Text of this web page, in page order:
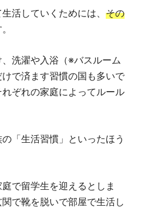
活していくためには、 その
洗濯や入浴（※バスルーム
で済ます習慣の国も多いで
ぞれの家庭によってルール
「生活習慣」といったほう
で留学生を迎えるとしま
で靴を脱いで部屋で生活し